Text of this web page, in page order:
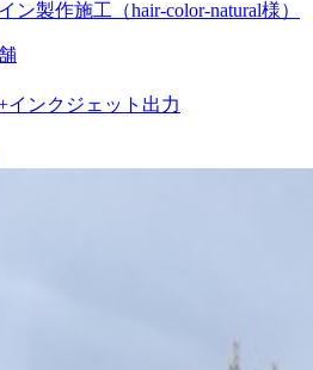
ン製作施工（hair-color-natural様）
インクジェット出力